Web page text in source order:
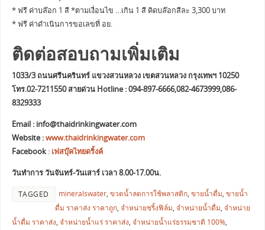
* ฟรี ค่าบล๊อก 1 สี *ตามเงื่อนไข …เกิน 1 สี คิดบล๊อกสีละ 3,300 บาท
* ฟรี ค่าดำเนินการขอเลขที่ อย.
ติดต่อสอบถามเพิ่มเติม
1033/3 ถนนศรีนครินทร์ แขวงสวนหลวง เขตสวนหลวง กรุงเทพฯ 10250
โทร.02-7211550 สายด่วน Hotline : 094-897-6666,082-4673999,086-
8329333
Email : info@thaidrinkingwater.com
Website :www.thaidrinkingwater.com
Facebook: เฟสบุ๊คไทยดริ้งค์
วันทำการ วันจันทร์-วันเสาร์ เวลา 8.00-17.00น.
TAGGED mineralswater, ขวดน้ำลดการใช้พลาสติก, ขายน้ำดื่ม, ขายน้ำ
ดื่ม ราคาส่ง ราคาถูก, จำหน่ายชริ้งฟิล์ม, จำหน่ายน้ำดื่ม, จำหน่าย
น้ำดื่ม ราคาส่ง, จำหน่ายน้ำแร่ ราคาส่ง, จำหน่ายน้ำแร่ธรรมชาติ 100%,